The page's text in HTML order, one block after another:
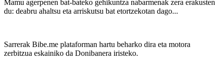
Mamu agerpenen bat-bateko gehikuntza nabarmenak zera erakusten
du: deabru ahaltsu eta arriskutsu bat etortzekotan dago...
Sarrerak Bibe.me plataforman hartu beharko dira eta motora
zerbitzua eskainiko da Donibanera iristeko.